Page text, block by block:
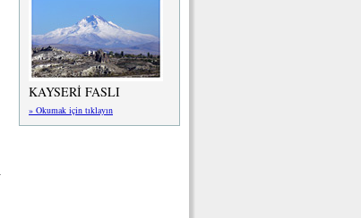
KAYSERİ FASLI
» Okumak için tıklayın